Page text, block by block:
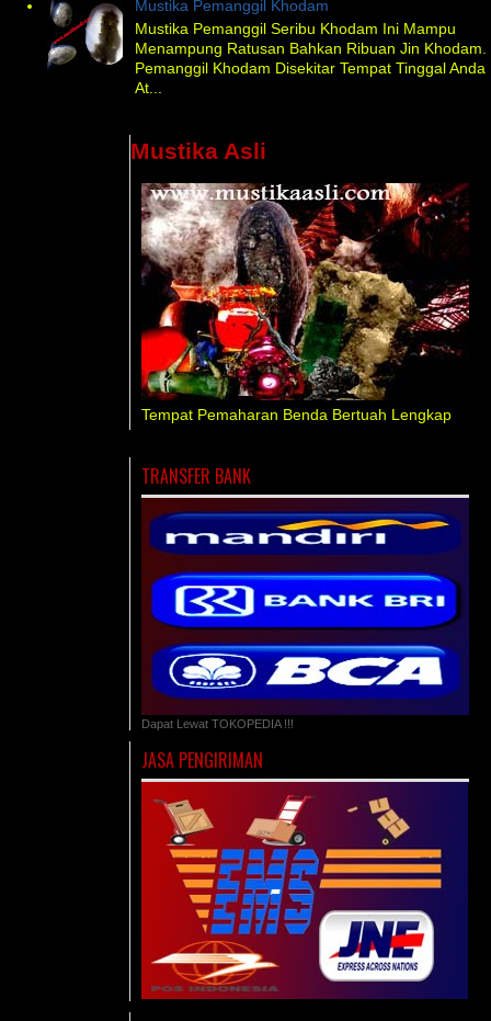
Mustika Pemanggil Khodam
Mustika Pemanggil Seribu Khodam Ini Mampu
Menampung Ratusan Bahkan Ribuan Jin Khodam.
Pemanggil Khodam Disekitar Tempat Tinggal Anda
At...
Mustika Asli
Tempat Pemaharan Benda Bertuah Lengkap
TRANSFER BANK
Dapat Lewat TOKOPEDIA !!!
JASA PENGIRIMAN